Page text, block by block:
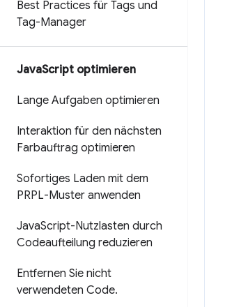
Best Practices für Tags und
Tag-Manager
JavaScript optimieren
Lange Aufgaben optimieren
Interaktion für den nächsten
Farbauftrag optimieren
Sofortiges Laden mit dem
PRPL-Muster anwenden
JavaScript-Nutzlasten durch
Codeaufteilung reduzieren
Entfernen Sie nicht
verwendeten Code.